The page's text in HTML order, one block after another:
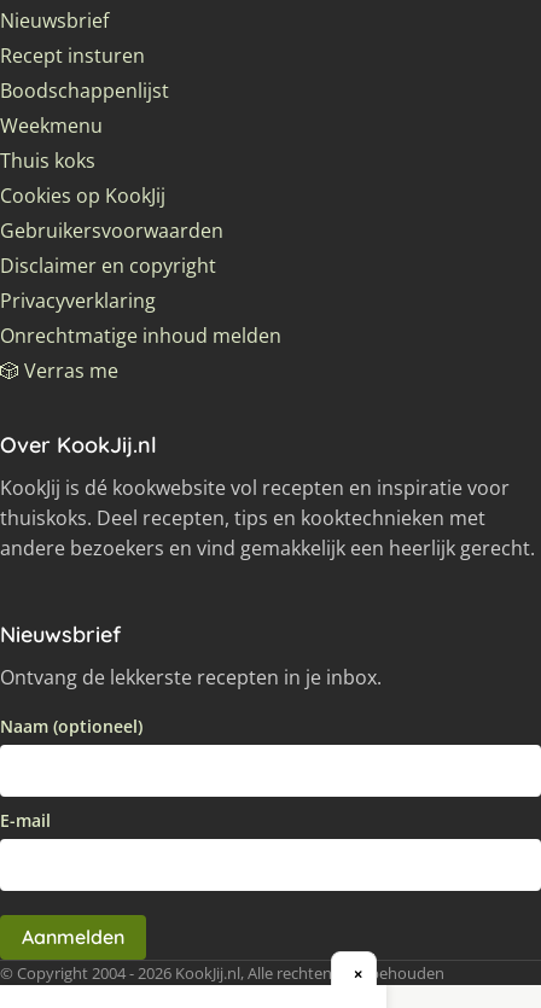
Nieuwsbrief
Recept insturen
Boodschappenlijst
Weekmenu
Thuis koks
Cookies op KookJij
Gebruikersvoorwaarden
Disclaimer en copyright
Privacyverklaring
Onrechtmatige inhoud melden
🎲 Verras me
Over KookJij.nl
KookJij is dé kookwebsite vol recepten en inspiratie voor
thuiskoks. Deel recepten, tips en kooktechnieken met
andere bezoekers en vind gemakkelijk een heerlijk gerecht.
Nieuwsbrief
Ontvang de lekkerste recepten in je inbox.
Naam (optioneel)
E-mail
Aanmelden
© Copyright 2004 - 2026 KookJij.nl, Alle rechten voorbehouden
×